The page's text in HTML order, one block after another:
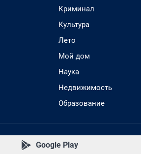
Криминал
Культура
Лето
Мой дом
Наука
Недвижимость
Образование
Google Play